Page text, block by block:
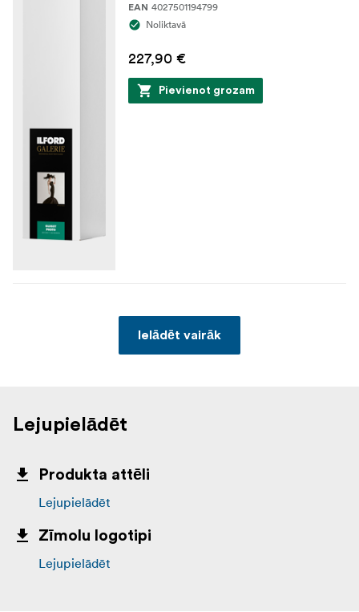
EAN 4027501194799
Noliktavā
227,90 €
Pievienot grozam
Ielādēt vairāk
Lejupielādēt
Produkta attēli
Lejupielādēt
Zīmolu logotipi
Lejupielādēt